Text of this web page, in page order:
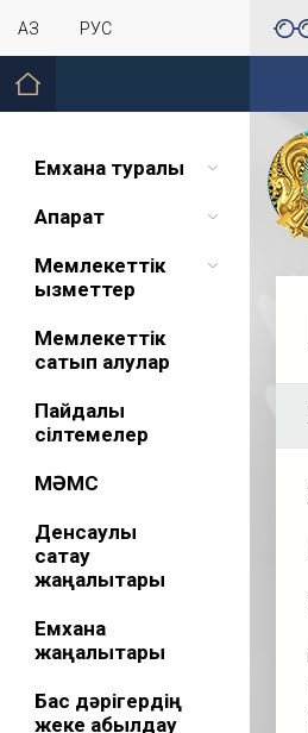
ҚАЗ РУС
Емхана туралы
Ақпарат
Мемлекеттік
қызметтер
Мемлекеттік
сатып алулар
Пайдалы
сілтемелер
МӘМС
Денсаулық
сақтау
жаңалықтары
Емхана
жаңалықтары
Бас дәрігердің
жеке қабылдау